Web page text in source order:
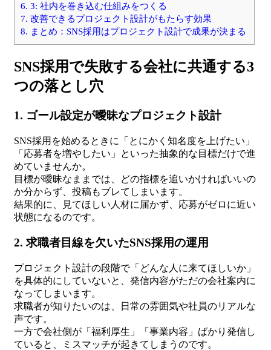
6. 3: 社内を巻き込む仕組みをつくる
7. 改善できるプロジェクト設計がもたらす効果
8. まとめ：SNS採用はプロジェクト設計で成果が決まる
SNS採用で失敗する会社に共通する3
つの落とし穴
1. ゴール設定が曖昧なプロジェクト設計
SNS採用を始めるときに「とにかく知名度を上げたい」
「応募者を増やしたい」といった抽象的な目標だけで進
めていませんか。
目標が曖昧なままでは、どの指標を追いかければいいの
か分からず、投稿もブレてしまいます。
結果的に、見てほしい人材に届かず、応募がゼロに近い
状態になるのです。
2. 求職者目線を欠いたSNS採用の運用
プロジェクト設計の段階で「どんな人に来てほしいか」
を具体的にしていないと、発信内容がただの会社案内に
なってしまいます。
求職者が知りたいのは、日常の雰囲気や社員のリアルな
声です。
一方で会社側が「福利厚生」「事業内容」ばかり発信し
ていると、ミスマッチが起きてしまうのです。